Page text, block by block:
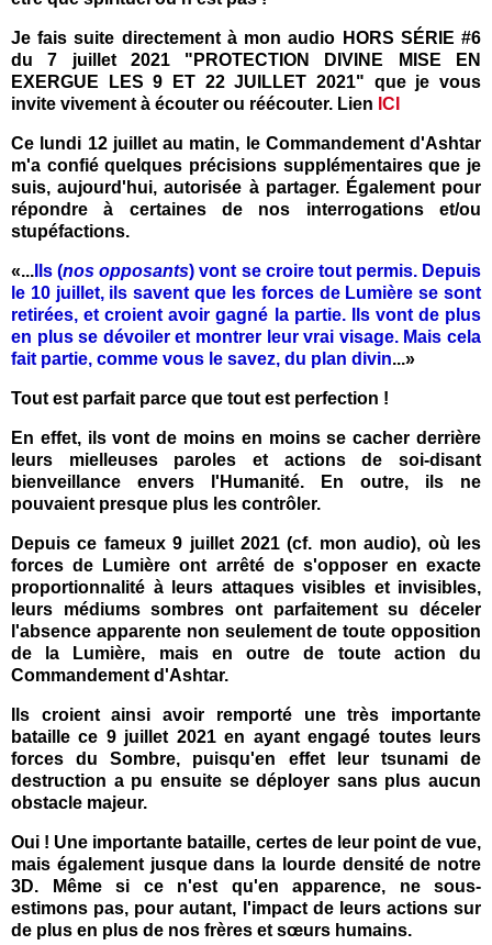
Je fais suite directement à mon audio HORS SÉRIE #6
du 7 juillet 2021 "PROTECTION DIVINE MISE EN
EXERGUE LES 9 ET 22 JUILLET 2021" que je vous
invite vivement à écouter ou réécouter. Lien ICI
Ce lundi 12 juillet au matin, le Commandement d'Ashtar
m'a confié quelques précisions supplémentaires que je
suis, aujourd'hui, autorisée à partager. Également pour
répondre à certaines de nos interrogations et/ou
stupéfactions.
«... Ils (nos opposants) vont se croire tout permis. Depuis
le 10 juillet, ils savent que les forces de Lumière se sont
retirées, et croient avoir gagné la partie. Ils vont de plus
en plus se dévoiler et montrer leur vrai visage. Mais cela
fait partie, comme vous le savez, du plan divin...»
Tout est parfait parce que tout est perfection !
En effet, ils vont de moins en moins se cacher derrière
leurs mielleuses paroles et actions de soi-disant
bienveillance envers l'Humanité. En outre, ils ne
pouvaient presque plus les contrôler.
Depuis ce fameux 9 juillet 2021 (cf. mon audio), où les
forces de Lumière ont arrêté de s'opposer en exacte
proportionnalité à leurs attaques visibles et invisibles,
leurs médiums sombres ont parfaitement su déceler
l'absence apparente non seulementde toute opposition
de la Lumière, mais en outre de toute action du
Commandement d'Ashtar.
Ils croient ainsi avoir remporté une très importante
bataille ce 9 juillet 2021 en ayant engagé toutes leurs
forces du Sombre, puisqu'en effet leur tsunami de
destruction a pu ensuite se déployer sans plus aucun
obstacle majeur.
Oui ! Une importante bataille, certes de leur point de vue,
mais également jusque dans la lourde densité de notre
3D. Même si ce n'est qu'en apparence, ne sous-
estimons pas, pour autant, l'impact de leurs actions sur
de plus en plus de nos frères et sœurs humains.